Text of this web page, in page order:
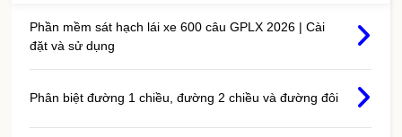
Phần mềm sát hạch lái xe 600 câu GPLX 2026 | Cài
đặt và sử dụng
Phân biệt đường 1 chiều, đường 2 chiều và đường đôi